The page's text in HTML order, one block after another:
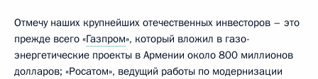
Отмечу наших крупнейших отечественных инвесторов – это
прежде всего «Газпром», который вложил в газо-
энергетические проекты в Армении около 800 миллионов
долларов; «Росатом», ведущий работы по модернизации